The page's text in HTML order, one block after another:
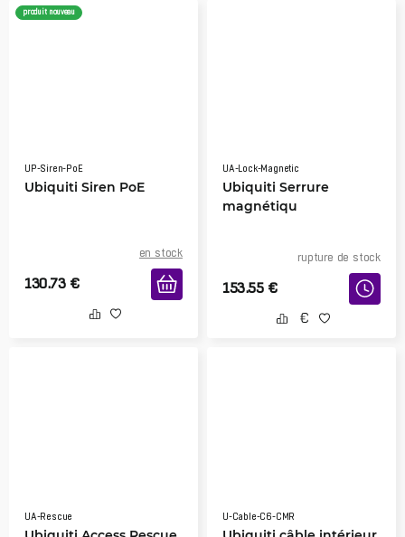
produit nouveau
UP-Siren-PoE
Ubiquiti Siren PoE
en stock
130.73 €
UA-Lock-Magnetic
Ubiquiti Serrure
magnétiqu
rupture de stock
153.55 €
UA-Rescue U-Cable-C6-CMR